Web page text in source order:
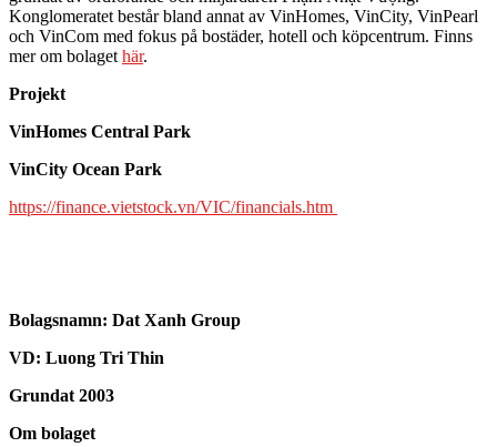
Konglomeratet består bland annat av VinHomes, VinCity, VinPearl
och VinCom med fokus på bostäder, hotell och köpcentrum. Finns
mer om bolaget här.
Projekt
VinHomes Central Park
VinCity Ocean Park
https://finance.vietstock.vn/VIC/financials.htm
Bolagsnamn: Dat Xanh Group
VD: Luong Tri Thin
Grundat 2003
Om bolaget